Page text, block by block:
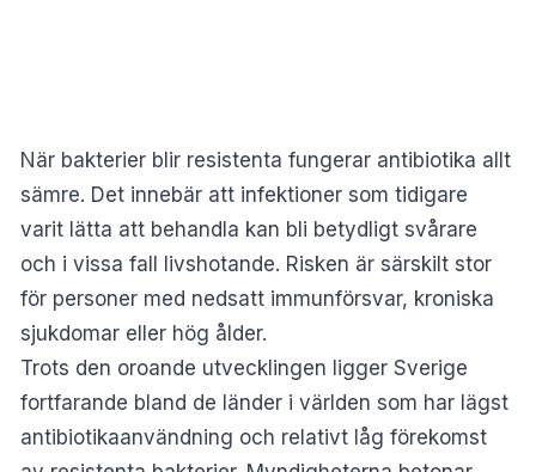
När bakterier blir resistenta fungerar antibiotika allt
sämre. Det innebär att infektioner som tidigare
varit lätta att behandla kan bli betydligt svårare
och i vissa fall livshotande. Risken är särskilt stor
för personer med nedsatt immunförsvar, kroniska
sjukdomar eller hög ålder.
Trots den oroande utvecklingen ligger Sverige
fortfarande bland de länder i världen som har lägst
antibiotikaanvändning och relativt låg förekomst